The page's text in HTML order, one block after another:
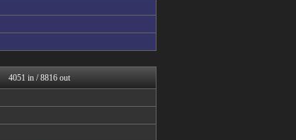
艦これ ～艦隊これくしょ...
ニゴブ速報 ～グラブルま...
マブラ屋さん | スマブ...
げぇ速
のゲーム+αブ...
4051 in / 8816 out